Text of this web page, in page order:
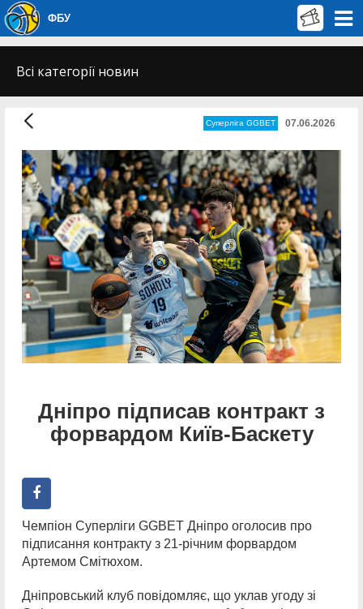
ФБУ
Всі категорії новин
Суперліга GGBET 07.06.2026
Дніпро підписав контракт з
форвардом Київ-Баскету
Чемпіон Суперліги GGBET Дніпро оголосив про
підписання контракту з 21-річним форвардом
Артемом Смітюхом.
Дніпровський клуб повідомляє, що уклав угоду зі